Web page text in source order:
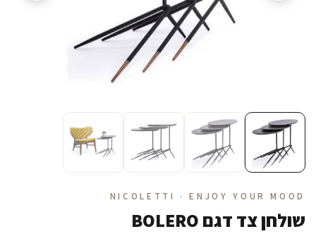
NICOLETTI · ENJOY YOUR MOOD
שולחן צד דגם BOLERO